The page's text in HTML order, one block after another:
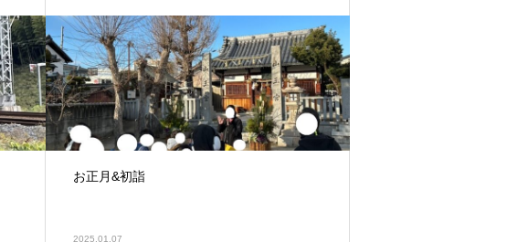
お正月&初詣
2025.01.07